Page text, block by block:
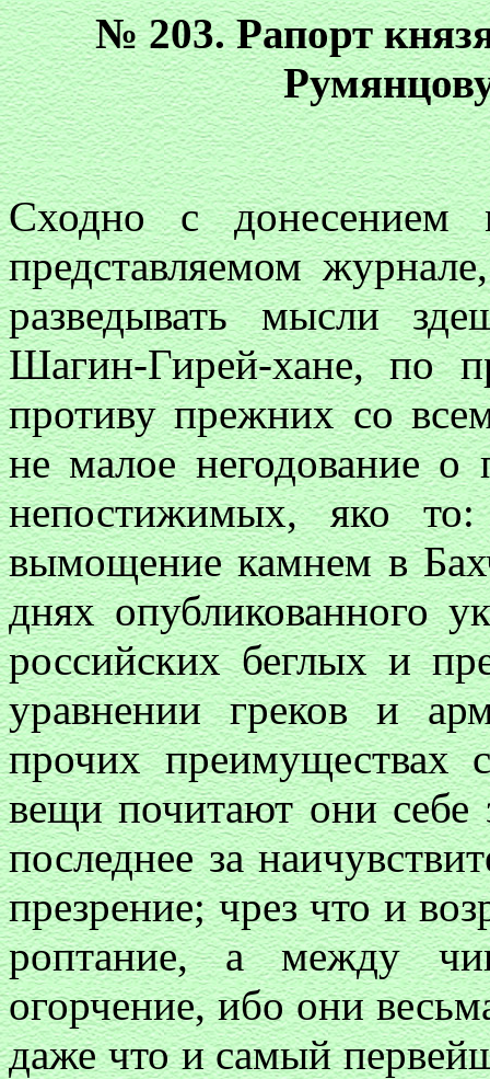
№ 203. Рапорт
Сходно с донесением
представляемом
разведывать мысли
Шагин-Гирей-хане, по
противу прежних со
не малое негодование
непостижимых, яко то:
вымощение камнем в
днях опубликованного
российских беглых и
уравнении греков и
прочих
вещи почитают они себе
последнее за
презрение; чрез что и
роптание, а между
огорчение, ибо они
даже что и самый